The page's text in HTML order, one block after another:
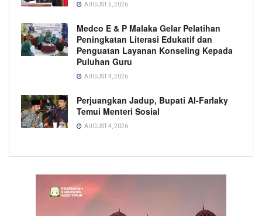
AUGUST 5, 2026
Medco E & P Malaka Gelar Pelatihan
Peningkatan Literasi Edukatif dan
Penguatan Layanan Konseling Kepada
Puluhan Guru
AUGUST 4, 2026
Perjuangkan Jadup, Bupati Al-Farlaky
Temui Menteri Sosial
AUGUST 4, 2026